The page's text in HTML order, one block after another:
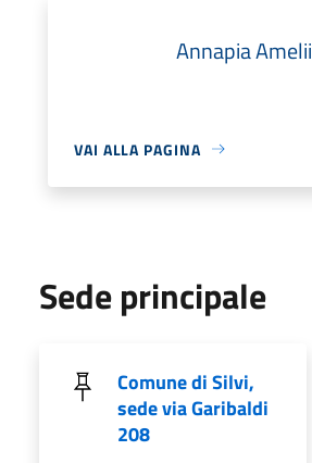
Annapia Amelii
VAI ALLA PAGINA
Sede principale
Comune di Silvi,
sede via Garibaldi
208